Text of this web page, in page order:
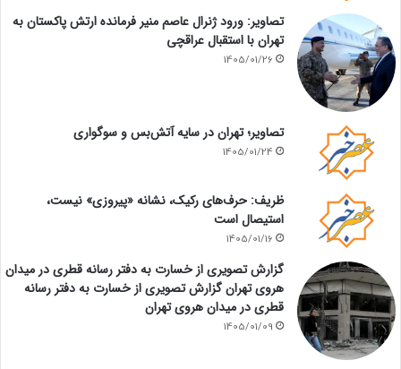
تصاویر: ورود ژنرال عاصم منیر فرمانده ارتش پاکستان به
تهران با استقبال عراقچی
1405/01/26
تصاویر؛ تهران در سایه آتش‌بس و سوگواری
1405/01/24
ظریف: حرف‌های رکیک، نشانه «پیروزی» نیست،
استیصال است
1405/01/16
گزارش تصویری از خسارت به دفتر رسانه قطری در میدان
هروی تهران گزارش تصویری از خسارت به دفتر رسانه
قطری در میدان هروی تهران
1405/01/09